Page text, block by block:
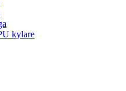
kylare